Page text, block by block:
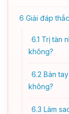
6 Giải đáp
6.1 Trị tàn
không?
6.2 Bàn
không?
6.3 Làm